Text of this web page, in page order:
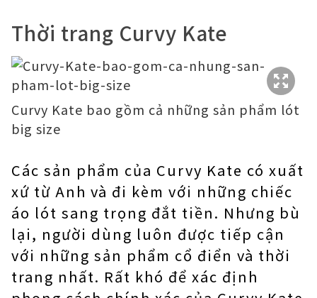
Thời trang Curvy Kate
Curvy Kate bao gồm cả những sản phẩm lót
big size
Các sản phẩm của Curvy Kate có xuất
xứ từ Anh và đi kèm với những chiếc
áo lót sang trọng đắt tiền. Nhưng bù
lại, người dùng luôn được tiếp cận
với những sản phẩm cổ điển và thời
trang nhất. Rất khó để xác định